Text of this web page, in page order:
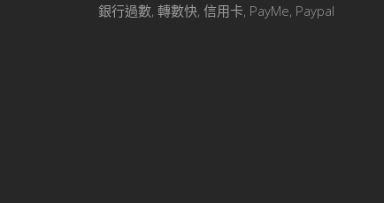
銀行過數, 轉數快, 信用卡, PayMe, Paypal